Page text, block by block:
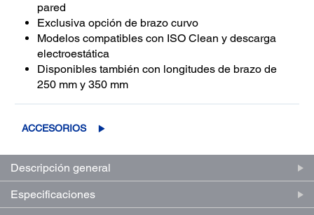
pared
Exclusiva opción de brazo curvo
Modelos compatibles con ISO Clean y descarga
electroestática
Disponibles también con longitudes de brazo de
250 mm y 350 mm
ACCESORIOS
Descripción general
Especificaciones